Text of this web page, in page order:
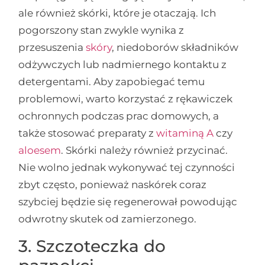
ale również skórki, które je otaczają. Ich
pogorszony stan zwykle wynika z
przesuszeniaskóry, niedoborów składników
odżywczych lub nadmiernego kontaktu z
detergentami. Aby zapobiegać temu
problemowi, warto korzystać z rękawiczek
ochronnych podczas prac domowych, a
także stosować preparaty zwitaminą A czy
aloesem. Skórki należy również przycinać.
Nie wolno jednak wykonywać tej czynności
zbyt często, ponieważ naskórek coraz
szybciej będzie się regenerował powodując
odwrotny skutek od zamierzonego.
3. Szczoteczka do